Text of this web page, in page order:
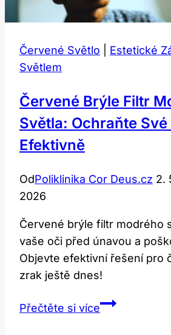
Červené Světlo Estetické
Světlem
Červené Brýle Filtr
Světla: Ochraňte Své
Efektivně
OdPoliklinika Cor Deus.cz 2.
2026
Červené brýle filtr modrého
vaše oči před únavou a
Objevte efektivní řešení pro
zrak ještě dnes!
Přečtěte si víceČervené